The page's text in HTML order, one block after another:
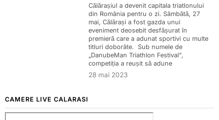
Călărașiul a devenit capitala triatlonului
din România pentru o zi. Sâmbătă, 27
mai, Călărași a fost gazda unui
eveniment deosebit desfășurat în
premieră care a adunat sportivi cu multe
titluri doborâte. Sub numele de
„DanubeMan Triathlon Festival”,
competiția a reușit să adune
28 mai 2023
CAMERE LIVE CALARASI